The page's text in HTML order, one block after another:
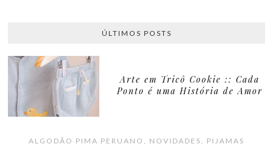
ÚLTIMOS POSTS
Arte em Tricô Cookie :: Cada
Ponto é uma História de Amor
ALGODÃO PIMA PERUANO NOVIDADES PIJAMAS